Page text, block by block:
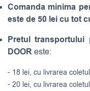
Comanda minima
este de 50 lei cu tot
Pretul transportului
DOOReste:
- 18 lei, cu livrarea
- 20 lei, cu livrarea